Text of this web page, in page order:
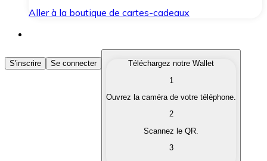
Aller à la boutique de cartes-cadeaux
Acheter des Cryptomonnaies
Achetez les cryptomonnaies qui vous intéressent
Convertissez vos cryptomonnaies en monnaie
S'inscrire Se connecter
Téléchargez notre Wallet
1
Ouvrez la caméra de votre téléphone.
2
Scannez le QR.
3